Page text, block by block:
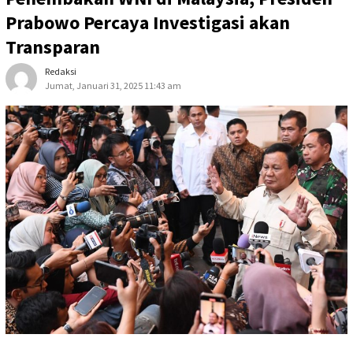
Prabowo Percaya Investigasi akan
Transparan
Redaksi
Jumat, Januari 31, 2025 11:43 am